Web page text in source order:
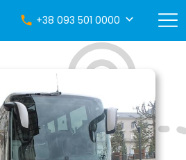
+38 093 501 0000